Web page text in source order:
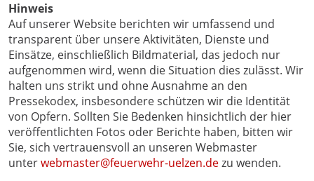
Hinweis
Auf unserer Website berichten wir umfassend und
transparent über unsere Aktivitäten, Dienste und
Einsätze, einschließlich Bildmaterial, das jedoch nur
aufgenommen wird, wenn die Situation dies zulässt. Wir
halten uns strikt und ohne Ausnahme an den
Pressekodex, insbesondere schützen wir die Identität
von Opfern. Sollten Sie Bedenken hinsichtlich der hier
veröffentlichten Fotos oder Berichte haben, bitten wir
Sie, sich vertrauensvoll an unseren Webmaster
unterwebmaster@feuerwehr-uelzen.dezu wenden.